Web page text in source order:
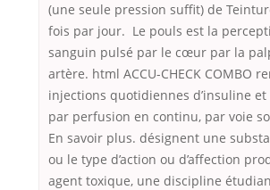
(une seule pression suffit) de
fois par jour. Le pouls est la
sanguin pulsé par le cœur par la
artère. html ACCU-CHECK COMBO
injections quotidiennes d’insuline
par perfusion en continu, par voie
En savoir plus. désignent une
ou le type d’action ou d’affection
agent toxique, une discipline